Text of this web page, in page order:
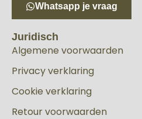
Whatsapp je vraag
Juridisch
Algemene voorwaarden
Privacy verklaring
Cookie verklaring
Retour voorwaarden